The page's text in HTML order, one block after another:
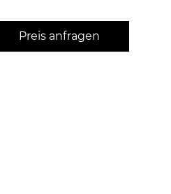
Preis anfragen